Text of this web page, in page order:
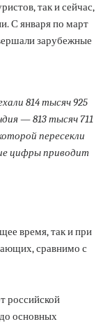
так и сейчас,
С января по март
зарубежные
814 тысяч 925
— 813 тысяч 711
пересекли
цифры приводит
время, так и при
сравнимо с
российской
основных